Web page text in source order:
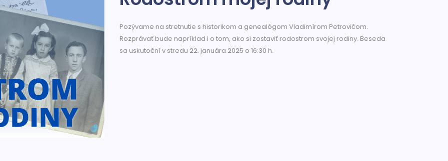
Pozývame na stretnutie s historikom a genealógom Vladimírom Petrovičom.
Rozprávať bude napríklad i o tom, ako si zostaviť rodostrom svojej rodiny. Beseda
sa uskutoční v stredu 22. januára 2025 o 16:30 h.